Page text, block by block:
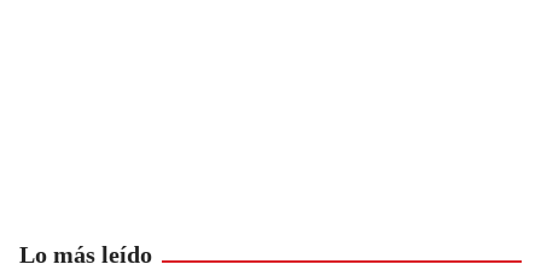
Lo más leído